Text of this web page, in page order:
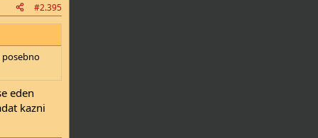
#2.395
posebno
eden
kazni